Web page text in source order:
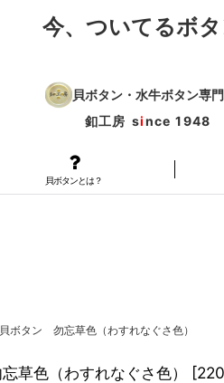
今、ついてるボ
貝ボタン・水牛ボタン専
釦工房 since 1948
貝ボタンとは？
ボタン 勿忘草色（わすれなぐさ色）
草色（わすれなぐさ色） [